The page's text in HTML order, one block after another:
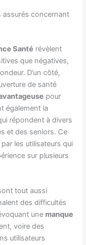
assurés concernant
Santé révèlent
que négatives,
D’un côté,
de santé
pour
également la
répondent à divers
et des seniors. Ce
les utilisateurs qui
sur plusieurs
tout aussi
des difficultés
une manque
voire des
utilisateurs